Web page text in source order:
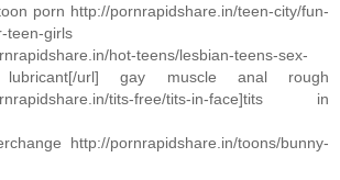
porn http://pornrapidshare.in/teen-city/fun-
teen-girls
hot-teens/lesbian-teens-sex-
lubricant[/url] gay muscle anal rough
tits-free/tits-in-face]tits in
http://pornrapidshare.in/toons/bunny-